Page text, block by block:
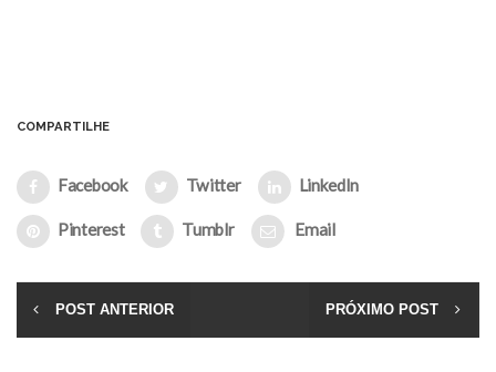
COMPARTILHE
Facebook Twitter LinkedIn
Pinterest Tumblr Email
POST ANTERIOR PRÓXIMO POST